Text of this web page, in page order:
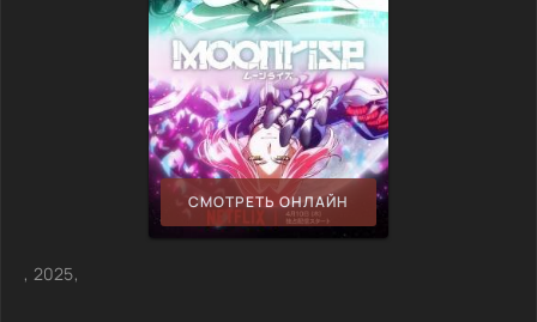
СМОТРЕТЬ ОНЛАЙН
, 2025,